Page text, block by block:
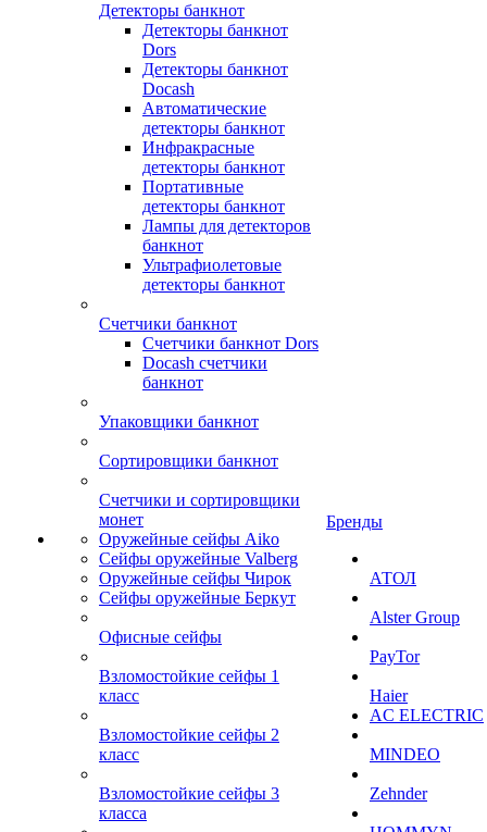
Детекторы банкнот
Детекторы банкнот
Dors
Детекторы банкнот
Docash
Автоматические
детекторы банкнот
Инфракрасные
детекторы банкнот
Портативные
детекторы банкнот
Лампы для детекторов
банкнот
Ультрафиолетовые
детекторы банкнот
Счетчики банкнот
Счетчики банкнот Dors
Docash счетчики
банкнот
Упаковщики банкнот
Сортировщики банкнот
Счетчики и сортировщики
монет
Оружейные сейфы Aiko
Сейфы оружейные Valberg
Оружейные сейфы Чирок
Сейфы оружейные Беркут
Офисные сейфы
Взломостойкие сейфы 1
класс
Взломостойкие сейфы 2
класс
Взломостойкие сейфы 3
класса
Бренды
АТОЛ
Alster Group
PayTor
Haier
AC ELECTRIC
MINDEO
Zehnder